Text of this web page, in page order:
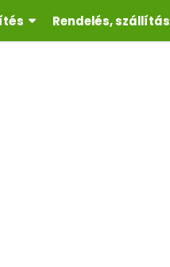
Rendelés, szállítás